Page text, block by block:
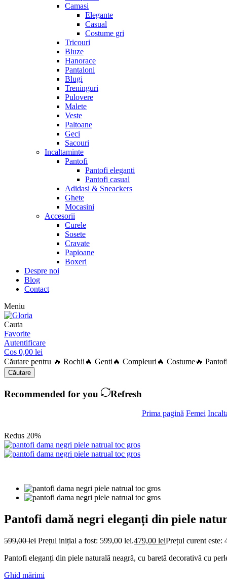
Camasi
Elegante
Casual
Costume gri
Tricouri
Bluze
Hanorace
Pantaloni
Blugi
Treninguri
Pulovere
Malete
Veste
Paltoane
Geci
Sacouri
Incaltaminte
Pantofi
Pantofi eleganti
Pantofi casual
Adidasi & Sneackers
Ghete
Mocasini
Accesorii
Curele
Sosete
Cravate
Papioane
Boxeri
Despre noi
Blog
Contact
Meniu
Cauta
Favorite
Autentificare
Cos 0,00 lei
Căutare pentru 🔥 Rochii 🔥 Genti 🔥 Compleuri 🔥 Costume🔥 Pantofi
Căutare
Recommended for you Refresh
Prima pagină Femei
Redus 20%
Pantofi damă negri eleganți din piele
599,00lei Prețul inițial a fost: 599,00 lei.479,00 leiPrețul curent este:
Pantofi eleganți din piele naturală neagră, cu baretă decorativă cu
Ghid mărimi